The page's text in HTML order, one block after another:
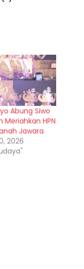
Abung Siwo
Meriahkan HPN
Jawara
2026